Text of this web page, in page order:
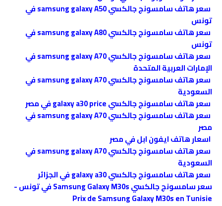
سعر هاتف سامسونج جالكسي samsung galaxy A50 في
تونس
سعر هاتف سامسونج جالكسي samsung galaxy A80 في
تونس
سعر هاتف سامسونج جالكسي samsung galaxy A70 في
الإمارات العربية المتحدة
سعر هاتف سامسونج جالكسي samsung galaxy A70 في
السعودية
سعر هاتف سامسونج جالكسي galaxy a30 price في مصر
سعر هاتف سامسونج جالكسي samsung galaxy A70 في
مصر
اسعار هاتف ايفون ابل في ﻣﺼﺮ
سعر هاتف سامسونج جالكسي samsung galaxy A70 في
السعودية
سعر هاتف سامسونج جالكسي galaxy a30 في الجزائر
سعر سامسونج جالكسي Samsung Galaxy M30s في تونس -
Prix de Samsung Galaxy M30s en Tunisie